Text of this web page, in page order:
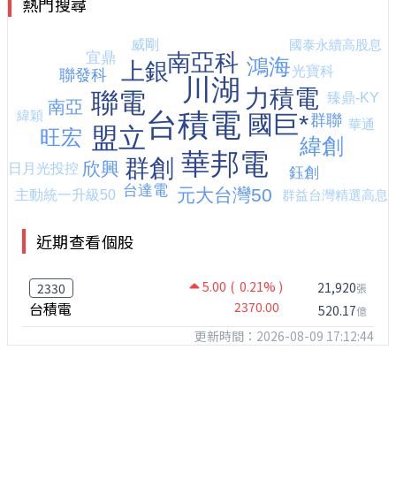
近期查看個股
2330 5.00 ( 0.21% )
台積電 2370.00
21,920張
520.17億
更新時間：2026-08-09 17:12:44